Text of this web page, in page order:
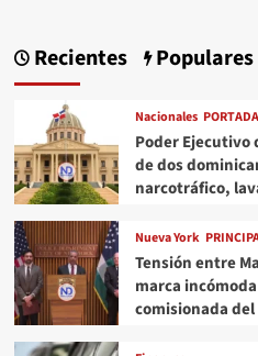
Recientes Populares
Nacionales PORTADA
Poder
de dos
narcotráfico,
Nueva York
Tensión entre
marca
comisionada del